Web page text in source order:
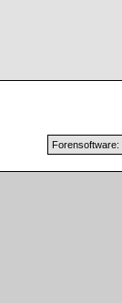
Forensoftware: